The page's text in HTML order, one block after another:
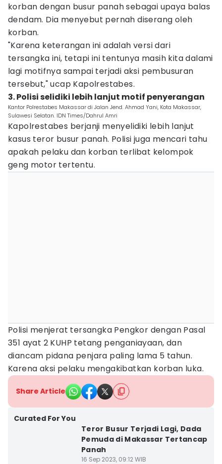
korban dengan busur panah sebagai upaya balas
dendam. Dia menyebut pernah diserang oleh
korban.
"Karena keterangan ini adalah versi dari
tersangka ini, tetapi ini tentunya masih kita dalami
lagi motifnya sampai terjadi aksi pembusuran
tersebut," ucap Kapolrestabes.
3. Polisi selidiki lebih lanjut motif penyerangan
Kantor Polrestabes Makassar di Jalan Jend. Ahmad Yani, Kota Makassar,
Sulawesi Selatan. IDN Times/Dahrul Amri
Kapolrestabes berjanji menyelidiki lebih lanjut
kasus teror busur panah. Polisi juga mencari tahu
apakah pelaku dan korban terlibat kelompok
geng motor tertentu.
Polisi menjerat tersangka Pengkor dengan Pasal
351 ayat 2 KUHP tetang penganiayaan, dan
diancam pidana penjara paling lama 5 tahun.
Karena aksi pelaku mengakibatkan korban luka.
Share Article
Curated For You
Teror Busur Terjadi Lagi, Dada
Pemuda di Makassar Tertancap
Panah
16 Sep 2023, 09:12 WIB